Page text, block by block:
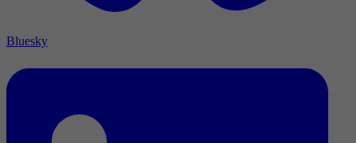
Bluesky